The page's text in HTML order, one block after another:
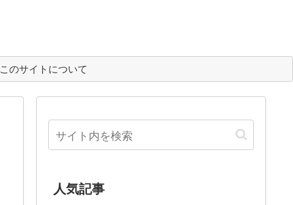
このサイトについて
人気記事